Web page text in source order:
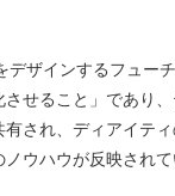
デザインするフュー
させること」であり
され、ディアイテ
ウハウが反映されて